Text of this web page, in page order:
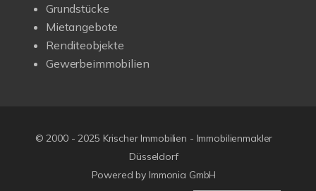
Grundstücke
Mietangebote
Renditeobjekte
Gewerbeimmobilien
© 2000 - 2025 Krischer Immobilien - Immobilienmakler
Düsseldorf
Powered by Immonia GmbH